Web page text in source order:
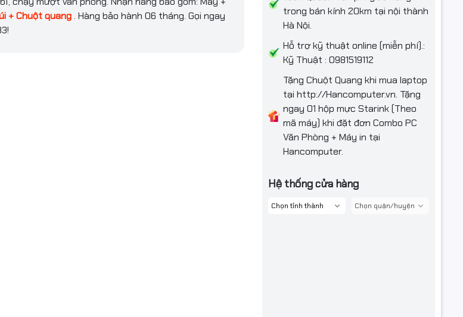
+ Chuột quang. Hàng bảo hành 06 tháng. Gọi ngay
trong bán kính 20km tại nội thành
Hà Nội.
Hỗ trợ kỹ thuật online (miễn phí).:
Kỹ Thuật : 0981519112
Tặng Chuột Quang khi mua laptop
tại http://Hancomputer.vn. Tặng
ngay 01 hộp mực Starink (Theo
mã máy) khi đặt đơn Combo PC
Văn Phòng + Máy in tại
Hancomputer.
Hệ thống cửa hàng
4 Cell, 58 WHr, lithium-ion